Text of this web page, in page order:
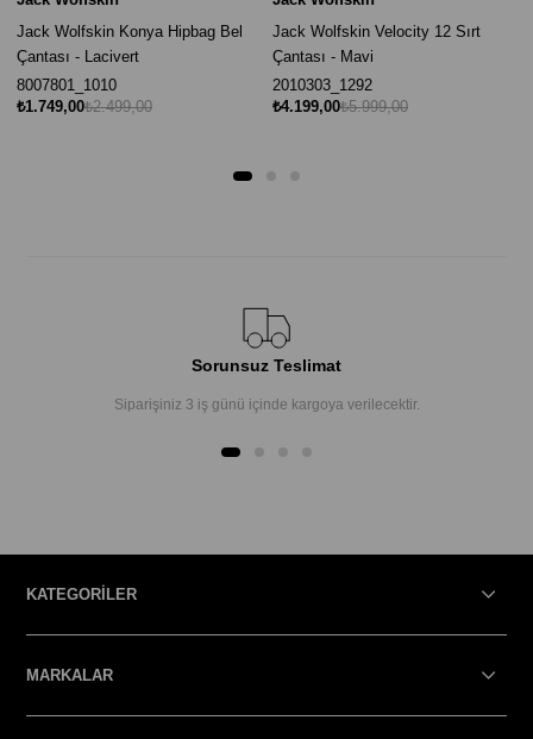
Jack Wolfskin Konya Hipbag Bel
Çantası - Lacivert
8007801_1010
₺1.749,00₺2.499,00
Jack Wolfskin Velocity 12 Sırt
Çantası - Mavi
2010303_1292
₺4.199,00₺5.999,00
Sorunsuz Teslimat
Siparişiniz 3 iş günü içinde kargoya verilecektir.
KATEGORİLER
MARKALAR